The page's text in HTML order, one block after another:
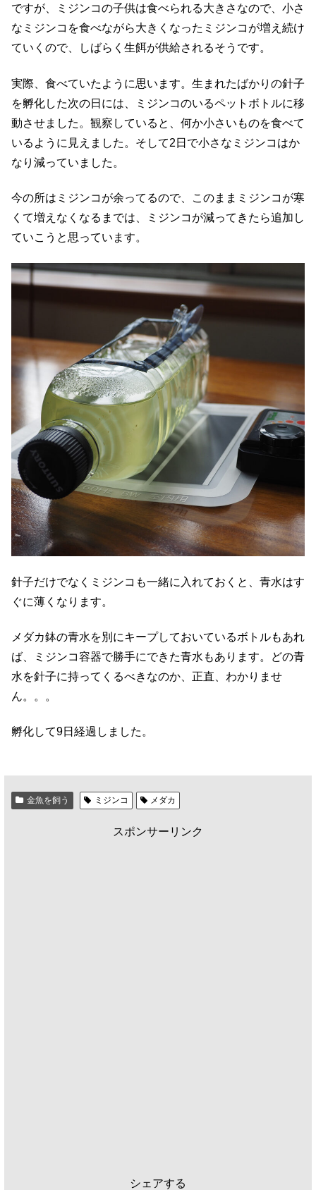
ですが、ミジンコの子供は食べられる大きさなので、小さ
なミジンコを食べながら大きくなったミジンコが増え続け
ていくので、しばらく生餌が供給されるそうです。
実際、食べていたように思います。生まれたばかりの針子
を孵化した次の日には、ミジンコのいるペットボトルに移
動させました。観察していると、何か小さいものを食べて
いるように見えました。そして2日で小さなミジンコはか
なり減っていました。
今の所はミジンコが余ってるので、このままミジンコが寒
くて増えなくなるまでは、ミジンコが減ってきたら追加し
ていこうと思っています。
針子だけでなくミジンコも一緒に入れておくと、青水はす
ぐに薄くなります。
メダカ鉢の青水を別にキープしておいているボトルもあれ
ば、ミジンコ容器で勝手にできた青水もあります。どの青
水を針子に持ってくるべきなのか、正直、わかりませ
ん。。。
孵化して9日経過しました。
金魚を飼う ミジンコ メダカ
スポンサーリンク
シェアする